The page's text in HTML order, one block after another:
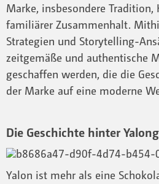
Marke, insbesondere Tradition,
familiärer Zusammenhalt.
Strategien und Storytelling-
zeitgemäße und authentische
geschaffen werden, die die
der Marke auf eine moderne
Die Geschichte hinter Yalong
Yalon ist mehr als eine